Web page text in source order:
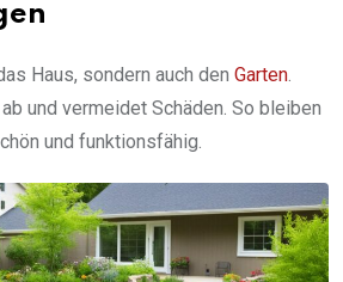
Haus, sondern auch den Garten
und vermeidet Schäden. So bleiben
und funktionsfähig.